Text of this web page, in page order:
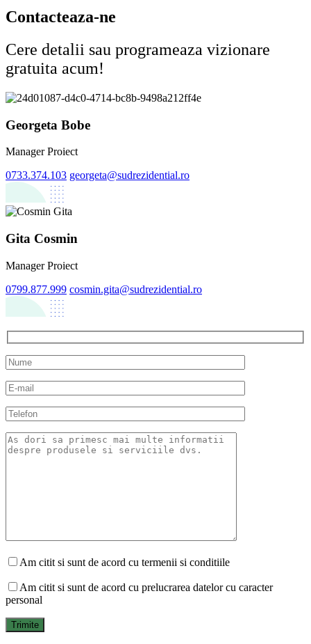
Contacteaza-ne
Cere detalii sau programeaza vizionare
gratuita acum!
Georgeta Bobe
Manager Proiect
0733.374.103 georgeta@sudrezidential.ro
Gita Cosmin
Manager Proiect
0799.877.999 cosmin.gita@sudrezidential.ro
Am citit si sunt de acord cu termenii si conditiile
Am citit si sunt de acord cu prelucrarea datelor cu caracter
personal